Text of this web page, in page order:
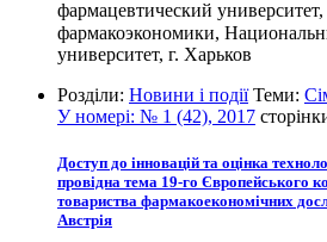
фармацевтический университет,
фармакоэкономики,
университет, г. Харьков
Розділи: Новини і події Теми:
У номері: № 1 (42), 2017
Доступ до інновацій та оцінка
провідна тема 19-го Європейського
товариства фармакоекономічних
Австрія